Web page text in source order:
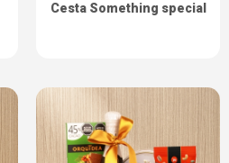
Cesta Something special